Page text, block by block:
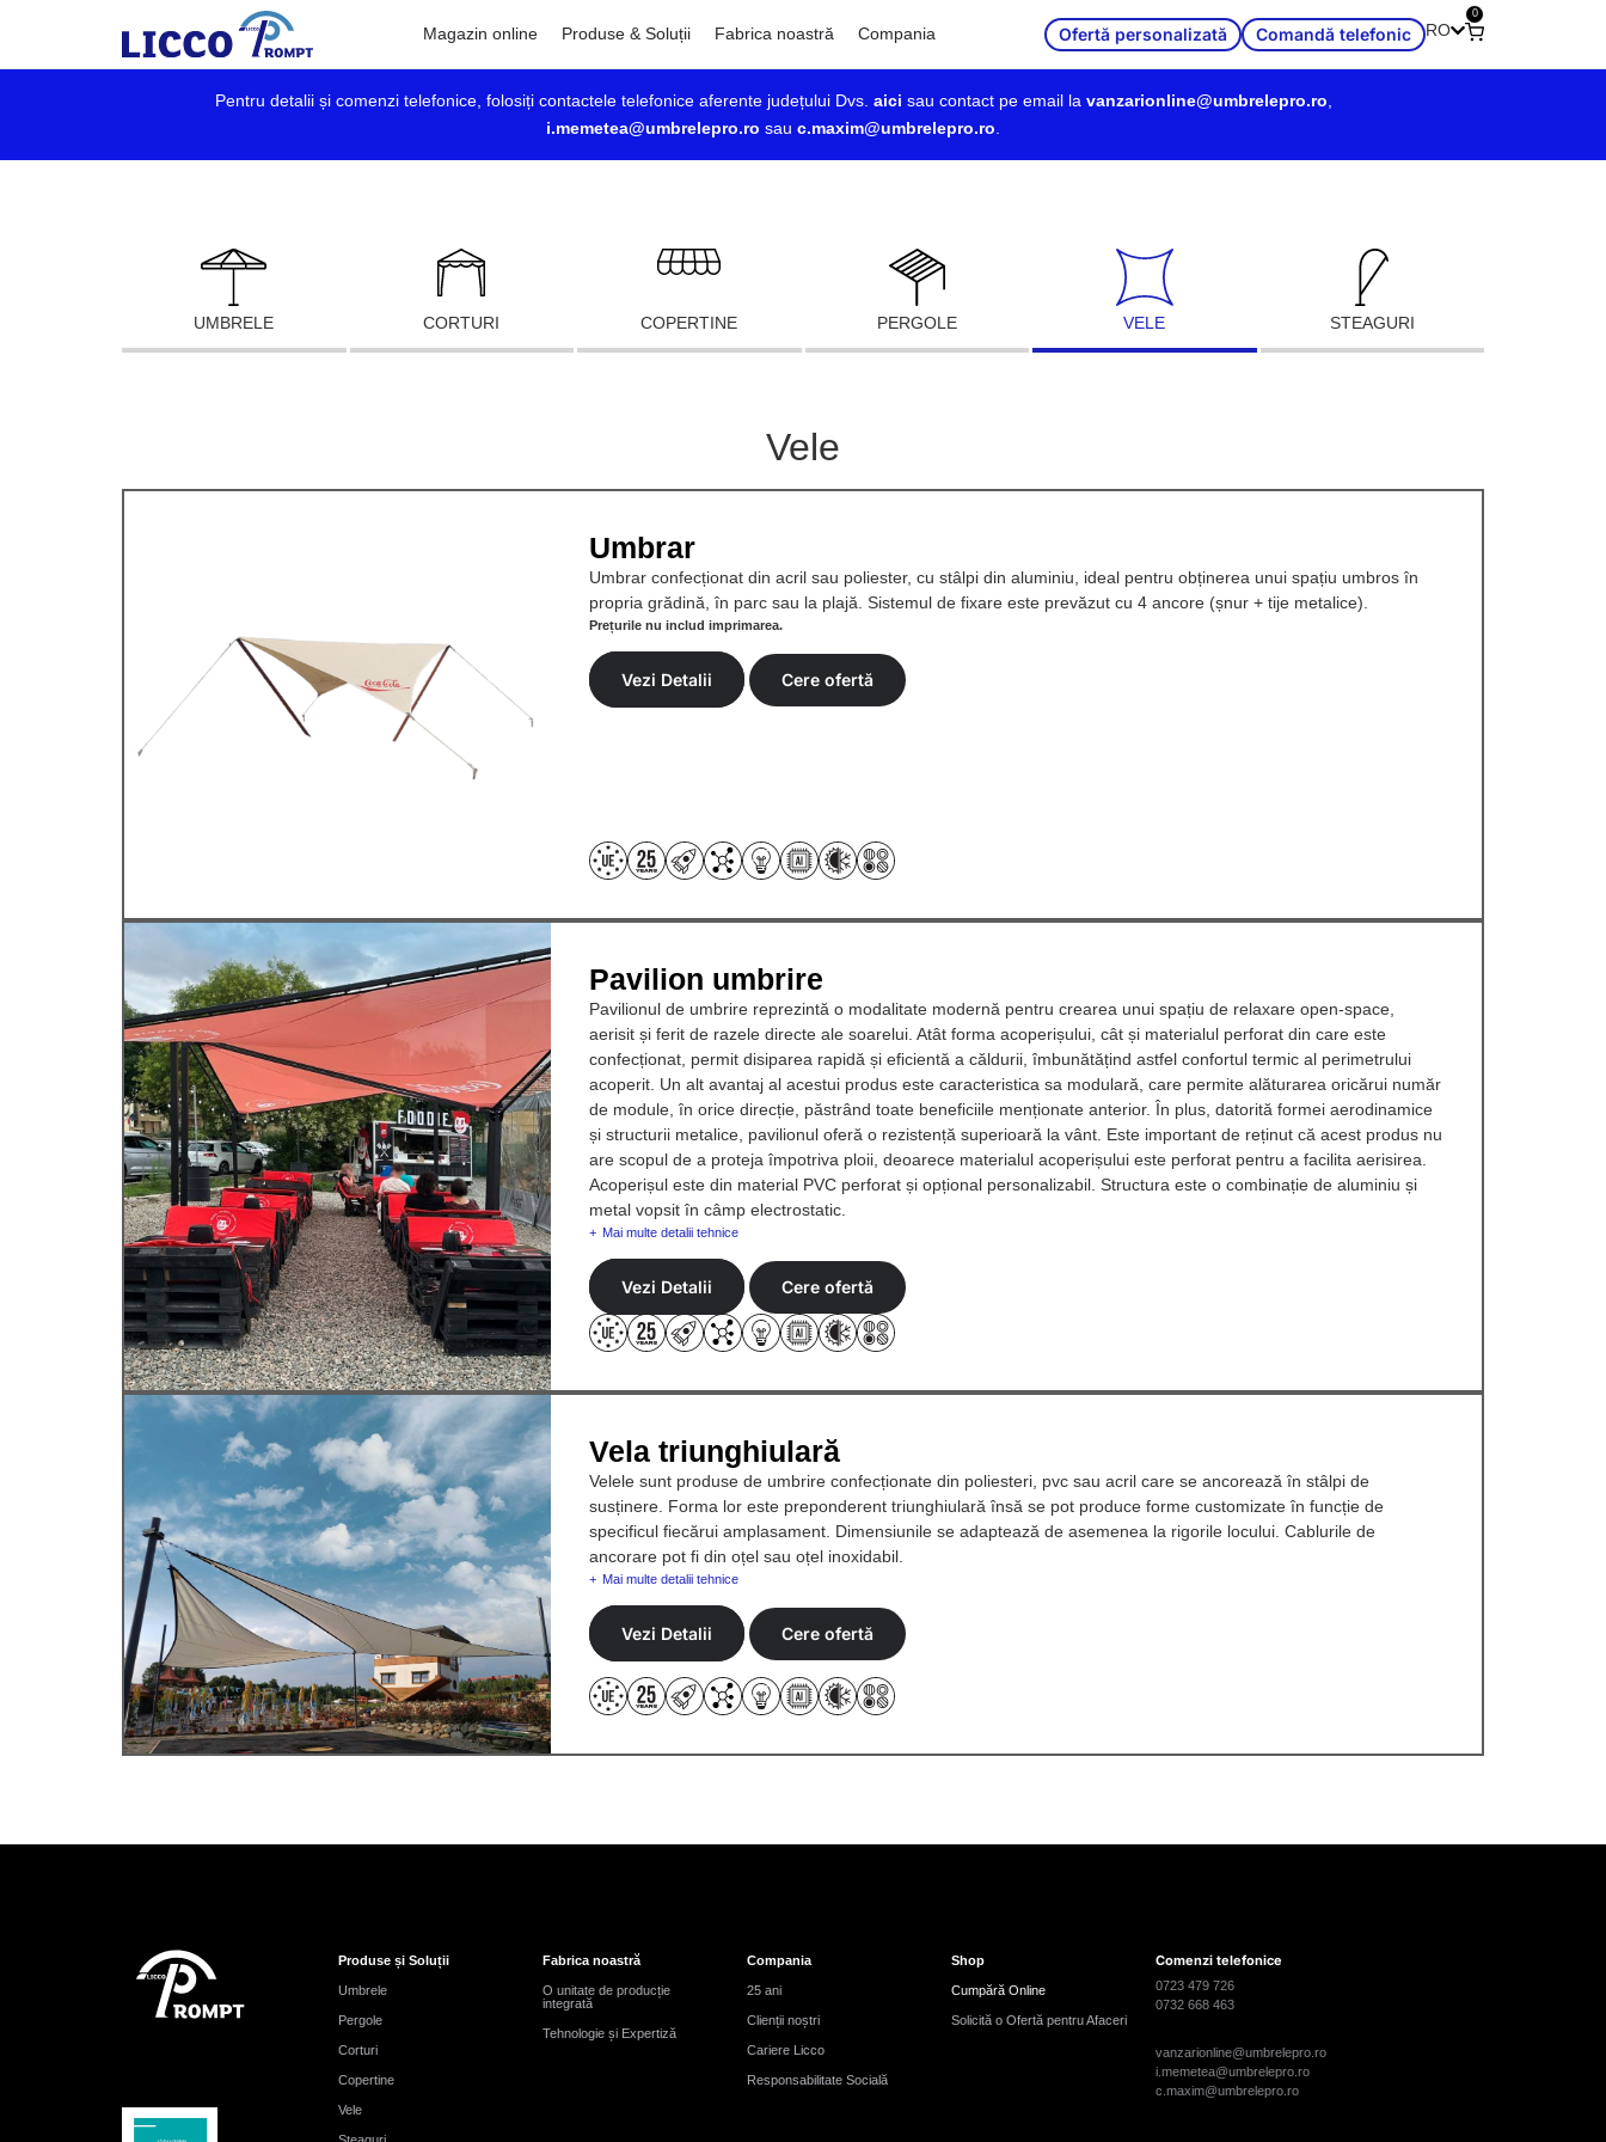
Magazin online Produse & Soluții Fabrica noastră Compania Ofertă personalizată Comandă telefonic RO
0
Pentru detalii și comenzi telefonice, folosiți contactele telefonice aferente județului Dvs. aici sau contact pe email la vanzarionline@umbrelepro.ro
i.memetea@umbrelepro.ro sau c.maxim@umbrelepro.ro
UMBRELE CORTURI COPERTINE PERGOLE VELE STEAGURI
Vele
Umbrar
Umbrar confecționat din acril sau poliester, cu stâlpi din aluminiu, ideal pentru obținerea unui spațiu umbros în
propria grădină, în parc sau la plajă. Sistemul de fixare este prevăzut cu 4 ancore (șnur + tije metalice).
Prețurile nu includ imprimarea.
Vezi Detalii Cere ofertă
Pavilion umbrire
Pavilionul de umbrire reprezintă o modalitate modernă pentru crearea unui spațiu de relaxare open-space,
aerisit și ferit de razele directe ale soarelui. Atât forma acoperișului, cât și materialul perforat din care este
confecționat, permit disiparea rapidă și eficientă a căldurii, îmbunătățind astfel confortul termic al perimetrului
acoperit. Un alt avantaj al acestui produs este caracteristica sa modulară, care permite alăturarea oricărui număr
de module, în orice direcție, păstrând toate beneficiile menționate anterior. În plus, datorită formei aerodinamice
și structurii metalice, pavilionul oferă o rezistență superioară la vânt. Este important de reținut că acest produs nu
are scopul de a proteja împotriva ploii, deoarece materialul acoperișului este perforat pentru a facilita aerisirea.
Acoperișul este din material PVC perforat și opțional personalizabil. Structura este o combinație de aluminiu și
metal vopsit în câmp electrostatic.
Mai multe detalii tehnice
Vezi Detalii Cere ofertă
Vela triunghiulară
Velele sunt produse de umbrire confecționate din poliesteri, pvc sau acril care se ancorează în stâlpi de
susținere. Forma lor este preponderent triunghiulară însă se pot produce forme customizate în funcție de
specificul fiecărui amplasament. Dimensiunile se adaptează de asemenea la rigorile locului. Cablurile de
ancorare pot fi din oțel sau oțel inoxidabil.
Mai multe detalii tehnice
Vezi Detalii Cere ofertă
Produse și Soluții
Umbrele
Pergole
Corturi
Copertine
Vele
Fabrica noastră
O unitate de producție
integrată
Tehnologie și Expertiză
Compania
25 ani
Clienții noștri
Cariere Licco
Responsabilitate Socială
Shop
Cumpără Online
Solicită o Ofertă pentru Afaceri
Comenzi telefonice
0723 479 726
0732 668 463
vanzarionline@umbrelepro.ro
i.memetea@umbrelepro.ro
c.maxim@umbrelepro.ro